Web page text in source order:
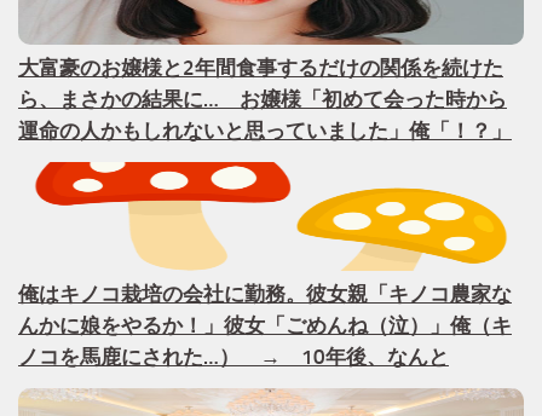
大富豪のお嬢様と2年間食事するだけの関係を続けた
ら、まさかの結果に… お嬢様「初めて会った時から
運命の人かもしれないと思っていました」俺「！？」
俺はキノコ栽培の会社に勤務。彼女親「キノコ農家な
んかに娘をやるか！」彼女「ごめんね（泣）」俺（キ
ノコを馬鹿にされた…） → 10年後、なんと